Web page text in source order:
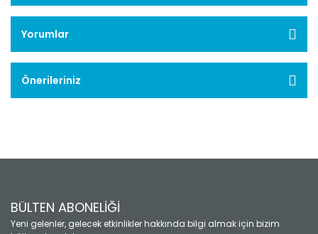
Yorumlar
Önerileriniz
BÜLTEN ABONELİĞİ
Yeni gelenler, gelecek etkinlikler hakkında bilgi almak için bizim